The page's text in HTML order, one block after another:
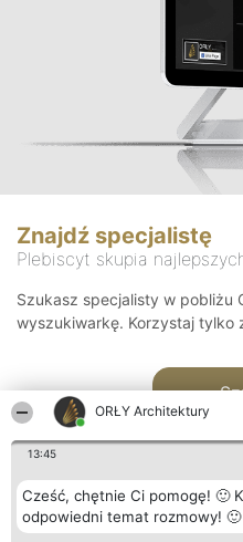
ORŁY Architektury
13:45
Cześć, chętnie Ci pomogę! 🙂
odpowiedni temat rozmowy! 🙂
Znajdź specjalistę
Plebiscyt skupia
Szukasz specjalisty w pobliżu
wyszukiwarkę. Korzystaj tylko